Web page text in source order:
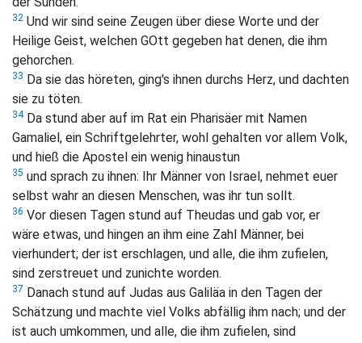
32 Und wir sind seine Zeugen über diese Worte und der
Heilige Geist, welchen GOtt gegeben hat denen, die ihm
gehorchen.
33 Da sie das höreten, ging's ihnen durchs Herz, und dachten
sie zu töten.
34Da stund aber auf im Rat ein Pharisäer mit Namen
Gamaliel, ein Schriftgelehrter, wohl gehalten vor allem Volk,
und hieß die Apostel ein wenig hinaustun
35 und sprach zu ihnen: Ihr Männer von Israel, nehmet euer
selbst wahr an diesen Menschen, was ihr tun sollt.
36 Vor diesen Tagen stund auf Theudas und gab vor, er
wäre etwas, und hingen an ihm eine Zahl Männer, bei
vierhundert; der ist erschlagen, und alle, die ihm zufielen,
sind zerstreuet und zunichte worden.
37 Danach stund auf Judas aus Galiläa in den Tagen der
Schätzung und machte viel Volks abfällig ihm nach; und der
ist auch umkommen, und alle, die ihm zufielen, sind